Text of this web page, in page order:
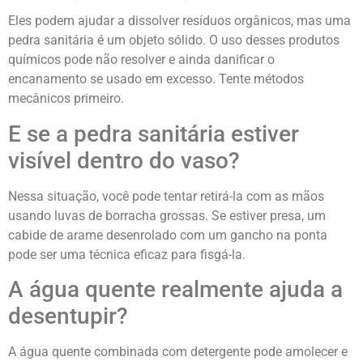
Eles podem ajudar a dissolver resíduos orgânicos, mas uma
pedra sanitária é um objeto sólido. O uso desses produtos
químicos pode não resolver e ainda danificar o
encanamento se usado em excesso. Tente métodos
mecânicos primeiro.
E se a pedra sanitária estiver
visível dentro do vaso?
Nessa situação, você pode tentar retirá-la com as mãos
usando luvas de borracha grossas. Se estiver presa, um
cabide de arame desenrolado com um gancho na ponta
pode ser uma técnica eficaz para fisgá-la.
A água quente realmente ajuda a
desentupir?
A água quente combinada com detergente pode amolecer e